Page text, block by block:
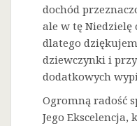
dochód
ale w tę Niedzielę
dlatego
dziewczynki i
dodatkowych
Ogromną radość
Jego Ekscelencja,